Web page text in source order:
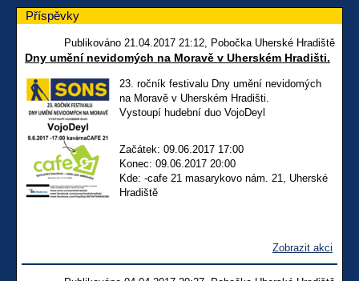
Příspěvky
Publikováno 21.04.2017 21:12, Pobočka Uherské Hradiště
Dny umění nevidomých na Moravě v Uherském Hradišti.
23. ročník festivalu Dny umění nevidomých
na Moravě v Uherském Hradišti.
Vystoupí hudební duo VojoDeyl
Začátek: 09.06.2017 17:00
Konec: 09.06.2017 20:00
Kde: -cafe 21 masarykovo nám. 21, Uherské
Hradiště
Zobrazit akci